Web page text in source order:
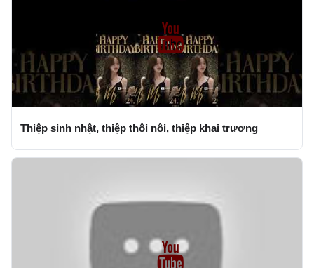
Thiệp sinh nhật, thiệp thôi nôi, thiệp khai trương